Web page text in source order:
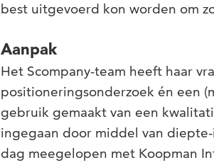
best uitgevoerd kon worden om
Aanpak
Het Scompany-team heeft haar
positioneringsonderzoek én een
gebruik gemaakt van een
ingegaan door middel van
dag meegelopen met Koopman